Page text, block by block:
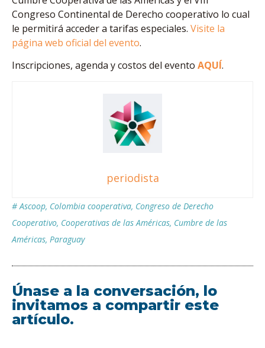
Congreso Continental de Derecho cooperativo lo cual
le permitirá acceder a tarifas especiales. Visite la
página web oficial del evento.
Inscripciones, agenda y costos del evento AQUÍ.
periodista
# Ascoop, Colombia cooperativa, Congreso de Derecho
Cooperativo, Cooperativas de las Américas, Cumbre de las
Américas, Paraguay
Únase a la conversación, lo
invitamos a compartir este
artículo.